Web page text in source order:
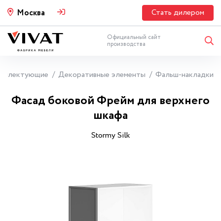
Москва Стать дилером
Официальный сайт
производства
Декоративные элементы Фальш-накладки
Фасад боковой Фрейм для верхнего
шкафа
Stormy Silk